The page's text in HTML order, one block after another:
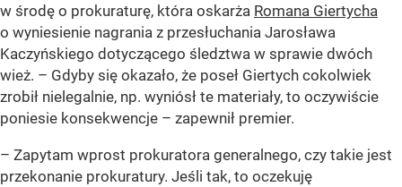
w środę o prokuraturę, która oskarża Romana Giertycha
o wyniesienie nagrania z przesłuchania Jarosława
Kaczyńskiego dotyczącego śledztwa w sprawie dwóch
wież. – Gdyby się okazało, że poseł Giertych cokolwiek
zrobił nielegalnie, np. wyniósł te materiały, to oczywiście
poniesie konsekwencje – zapewnił premier.
– Zapytam wprost prokuratora generalnego, czy takie jest
przekonanie prokuratury. Jeśli tak, to oczekuję